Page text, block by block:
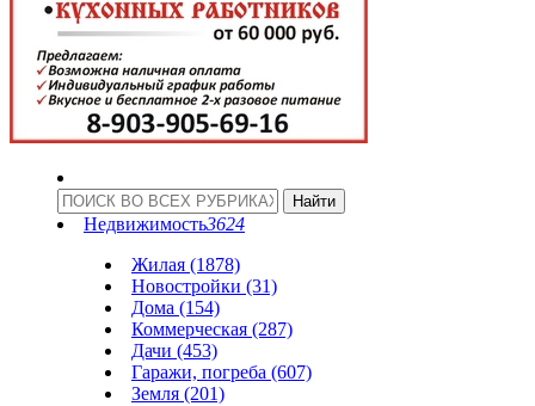
Недвижимость3624
Жилая (1878)
Новостройки (31)
Дома (154)
Коммерческая (287)
Дачи (453)
Гаражи, погреба (607)
Земля (201)